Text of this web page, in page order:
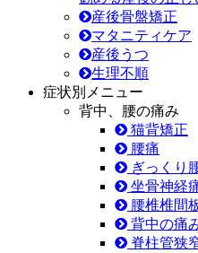
産後骨盤矯正
マタニティケア
産後うつ
生理不順
症状別メニュー
背中、腰の痛み
猫背矯正
腰痛
ぎっくり
坐骨神経
腰椎椎間
背中の痛
脊柱管狭